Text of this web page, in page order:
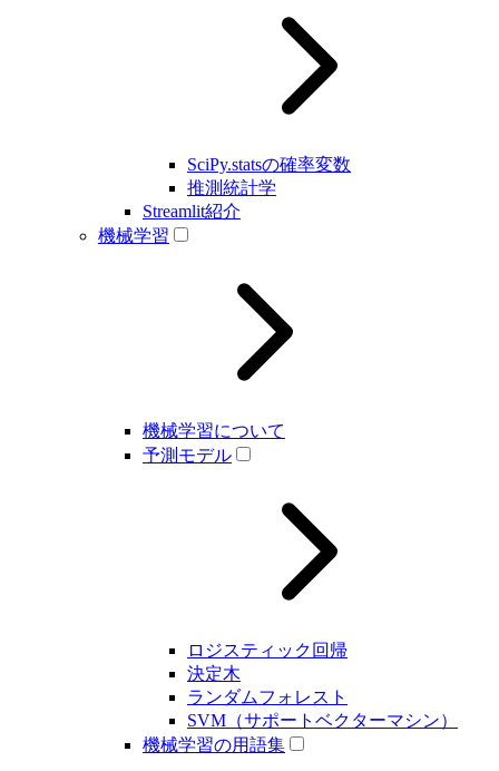
SciPy.statsの確率変数
推測統計学
Streamlit紹介
機械学習
機械学習について
予測モデル
ロジスティック回帰
決定木
ランダムフォレスト
SVM（サポートベクターマシン）
機械学習の用語集